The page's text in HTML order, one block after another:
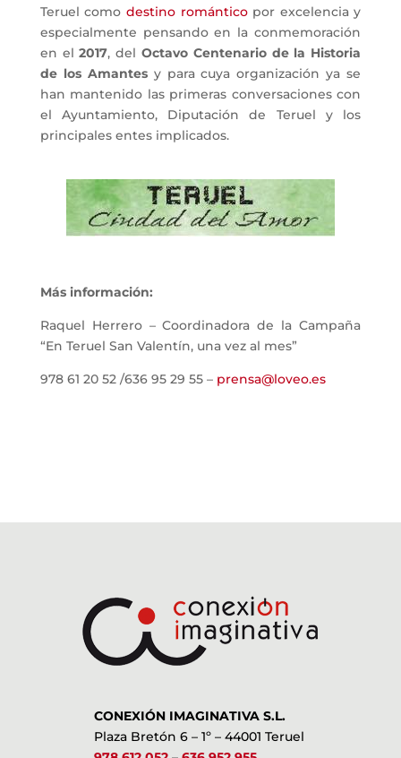
Teruel como destino románticopor excelencia y
especialmente pensando en la conmemoración
en el2017, delOctavo Centenario de la Historia
de los Amantesy para cuya organización ya se
han mantenido las primeras conversaciones con
el Ayuntamiento, Diputación de Teruel y los
principales entes implicados.
Más información:
Raquel Herrero – Coordinadora de la Campaña
“En Teruel San Valentín, una vez al mes”
978 61 20 52 /636 95 29 55 – prensa@loveo.es
CONEXIÓN IMAGINATIVA S.L.
Plaza Bretón 6 – 1º – 44001 Teruel